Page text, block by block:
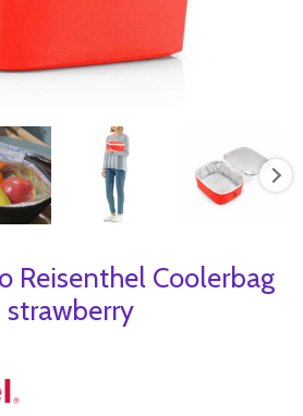
Reisenthel Coolerbag